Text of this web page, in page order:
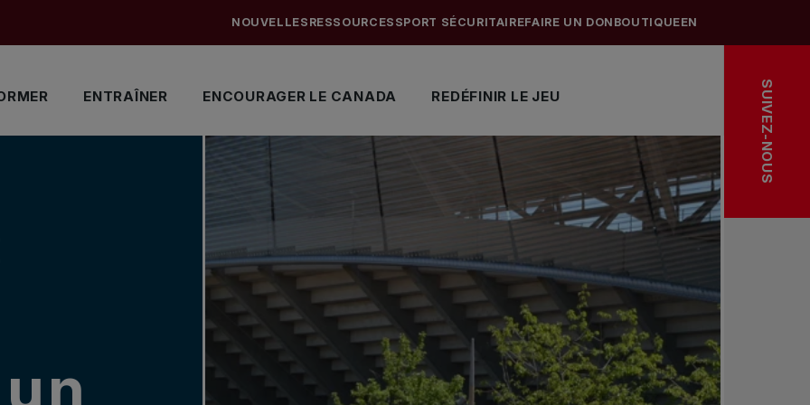
ENTRAÎNER ENCOURAGER LE CANADA REDÉFINIR LE JEU
NOUVELLES RESSOURCES SPORT SÉCURITAIREFAIRE UN DON BOUTIQUEEN
SUIVEZ-NOUS